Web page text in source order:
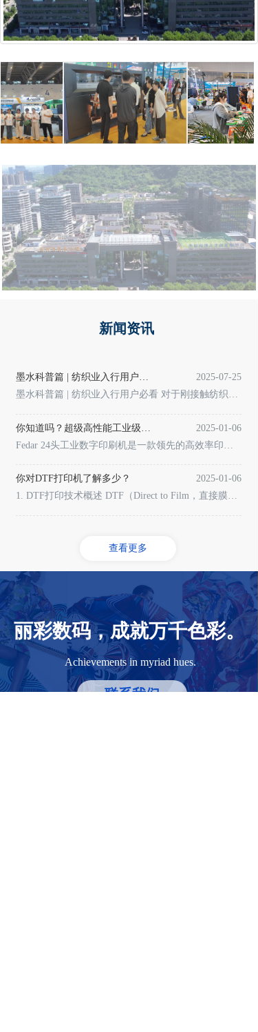
新闻资讯
2025-07-25
2025-01-06
你对DTF打印机了解多少？
2025-01-06
1. DTF打印技术概述 DTF（Direct to Film，直接膜转印）打印是一种在纺织品印刷行业中迅速兴起的技术。与传统的丝网印刷或热转印方法不同，DTF打印简化了工艺流程并降低了成本。它通过将
查看更多
联系我们
Achievements in myriad hues.
丽彩数码，成就万千色彩。